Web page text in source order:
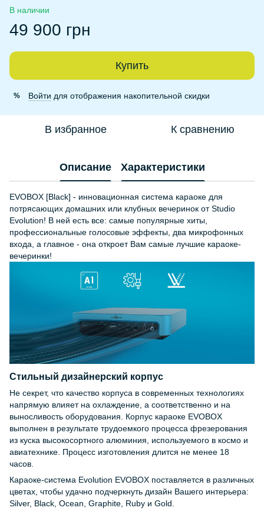
В наличии
49 900 грн
Купить
% Войти для отображения накопительной скидки
В избранное К сравнению
Описание Характеристики
EVOBOX [Black] - инновационная система караоке для
потрясающих домашних или клубных вечеринок от Studio
Evolution! В ней есть все: самые популярные хиты,
профессиональные голосовые эффекты, два микрофонных
входа, а главное - она откроет Вам самые лучшие караоке-
вечеринки!
Стильный дизайнерский корпус
Не секрет, что качество корпуса в современных технологиях
напрямую влияет на охлаждение, а соответственно и на
выносливость оборудования. Корпус караоке EVOBOX
выполнен в результате трудоемкого процесса фрезерования
из куска высокосортного алюминия, используемого в космо и
авиатехнике. Процесс изготовления длится не менее 18
часов.
Караоке-система Evolution EVOBOX поставляется в различных
цветах, чтобы удачно подчеркнуть дизайн Вашего интерьера:
Silver, Black, Ocean, Graphite, Ruby и Gold.